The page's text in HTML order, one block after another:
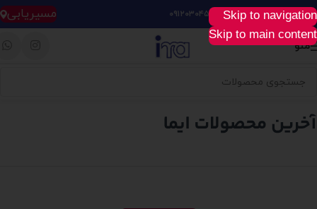
Skip to navigation
Skip to main content
خرید آسان، سریع و راحت : ۰۹۱۲۰۳۰۴۵۲۸ مسیریابی
منو